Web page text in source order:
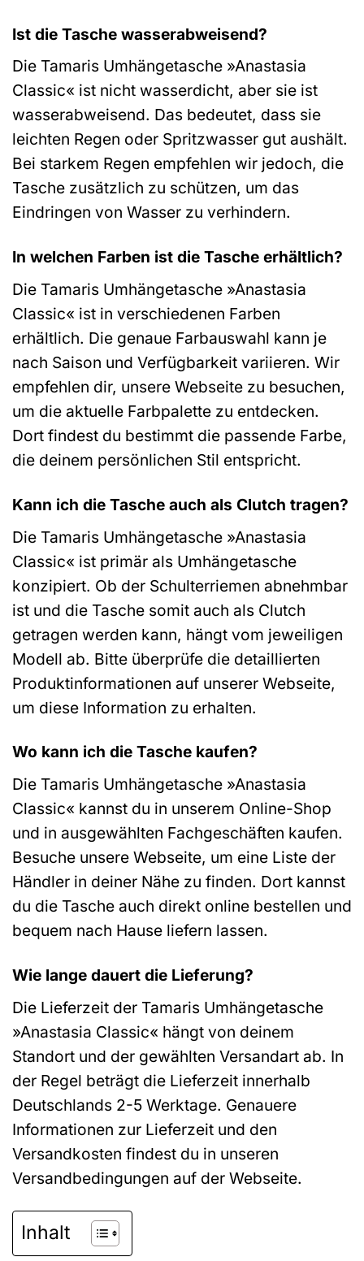
Ist die Tasche wasserabweisend?
Die Tamaris Umhängetasche »Anastasia
Classic« ist nicht wasserdicht, aber sie ist
wasserabweisend. Das bedeutet, dass sie
leichten Regen oder Spritzwasser gut aushält.
Bei starkem Regen empfehlen wir jedoch, die
Tasche zusätzlich zu schützen, um das
Eindringen von Wasser zu verhindern.
In welchen Farben ist die Tasche erhältlich?
Die Tamaris Umhängetasche »Anastasia
Classic« ist in verschiedenen Farben
erhältlich. Die genaue Farbauswahl kann je
nach Saison und Verfügbarkeit variieren. Wir
empfehlen dir, unsere Webseite zu besuchen,
um die aktuelle Farbpalette zu entdecken.
Dort findest du bestimmt die passende Farbe,
die deinem persönlichen Stil entspricht.
Kann ich die Tasche auch als Clutch tragen?
Die Tamaris Umhängetasche »Anastasia
Classic« ist primär als Umhängetasche
konzipiert. Ob der Schulterriemen abnehmbar
ist und die Tasche somit auch als Clutch
getragen werden kann, hängt vom jeweiligen
Modell ab. Bitte überprüfe die detaillierten
Produktinformationen auf unserer Webseite,
um diese Information zu erhalten.
Wo kann ich die Tasche kaufen?
Die Tamaris Umhängetasche »Anastasia
Classic« kannst du in unserem Online-Shop
und in ausgewählten Fachgeschäften kaufen.
Besuche unsere Webseite, um eine Liste der
Händler in deiner Nähe zu finden. Dort kannst
du die Tasche auch direkt online bestellen und
bequem nach Hause liefern lassen.
Wie lange dauert die Lieferung?
Die Lieferzeit der Tamaris Umhängetasche
»Anastasia Classic« hängt von deinem
Standort und der gewählten Versandart ab. In
der Regel beträgt die Lieferzeit innerhalb
Deutschlands 2-5 Werktage. Genauere
Informationen zur Lieferzeit und den
Versandkosten findest du in unseren
Versandbedingungen auf der Webseite.
Inhalt